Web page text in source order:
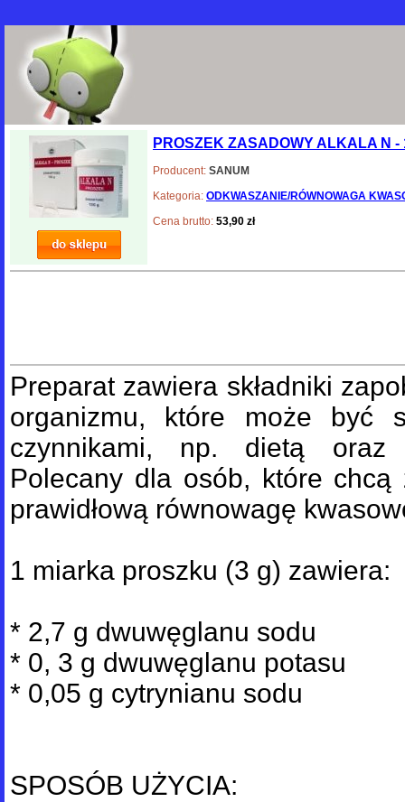
PROSZEK ZASADOWY ALKALA N -
Producent: SANUM
Kategoria: ODKWASZANIE/RÓWNOWAGA
Cena brutto: 53,90 zł
Preparat zawiera składniki
organizmu, które może być
czynnikami, np. dietą oraz
Polecany dla osób, które chcą
prawidłową równowagę
1 miarka proszku (3 g) zawiera:
* 2,7 g dwuwęglanu sodu
* 0, 3 g dwuwęglanu potasu
* 0,05 g cytrynianu sodu
SPOSÓB UŻYCIA: